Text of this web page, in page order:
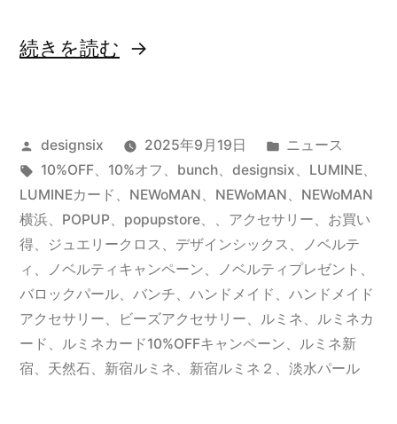
“ル
カ
ー
ド
10%OFF
キ
ャ
ン
続きを読む
投
稿
者:
designsix 2025年9月19日
カ
テ
ゴ
リ
ー:
ニュース
タ
グ:
10%OFF、 10%オフ 、 bunch、 designsix、 LUMINE、
LUMINEカード 、 NEWoMAN、 NEWoMAN、NEWoMAN
横浜、POPUP、popupstore、
、 アクセサリー、 お買い
得、 ジュエリークロス 、 デザインシックス 、
ノベルテ
ィ 、 ノベルティキャンペーン、 ノベルティプレゼント 、
バロックパール、 バンチ、 ハンドメイド 、 ハンドメイド
アクセサリー、 ビーズアクセサリー、 ルミネ、 ルミネカ
ード 、 ルミネカード10%OFFキャンペーン、 ルミネ新
宿、 天然石、 新宿ルミネ、 新宿ルミネ２ 、 淡水パール